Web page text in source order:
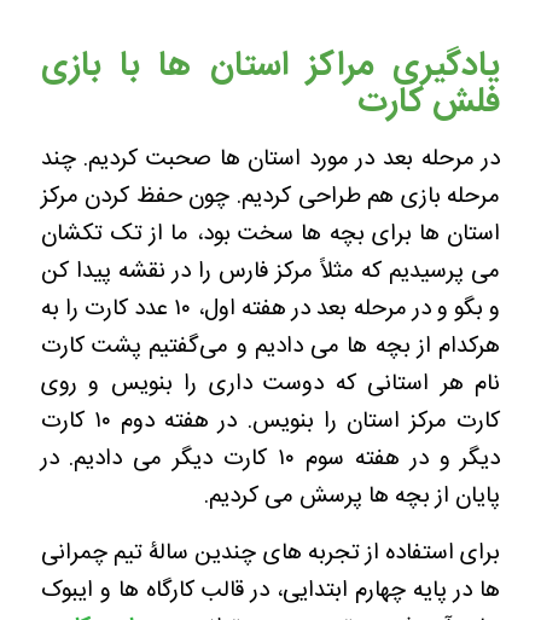
یادگیری مراکز استان ها با بازی
فلش کارت
در مرحله بعد در مورد استان ها صحبت کردیم. چند
مرحله بازی هم طراحی کردیم. چون حفظ کردن مرکز
استان ها برای بچه ها سخت بود، ما از تک تکشان
می پرسیدیم که مثلاً مرکز فارس را در نقشه پیدا کن
و بگو و در مرحله بعد در هفته اول، ۱۰ عدد کارت را به
هرکدام از بچه ها می دادیم و می‌گفتیم پشت کارت
نام هر استانی که دوست داری را بنویس و روی
کارت مرکز استان را بنویس. در هفته دوم ۱۰ کارت
دیگر و در هفته سوم ۱۰ کارت دیگر می دادیم. در
پایان از بچه ها پرسش می کردیم.
برای استفاده از تجربه های چندین سالۀ تیم چمرانی
ها در پایه چهارم ابتدایی، در قالب کارگاه ها و ایبوک